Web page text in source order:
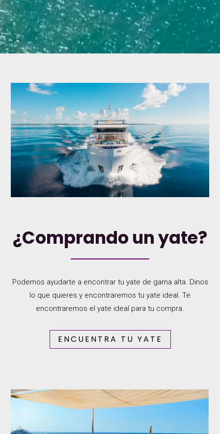
¿Comprando un yate?
Podemos ayudarte a encontrar tu yate de gama alta. Dinos
lo que quieres y encontraremos tu yate ideal. Te
encontraremos el yate ideal para tu compra.
ENCUENTRA TU YATE